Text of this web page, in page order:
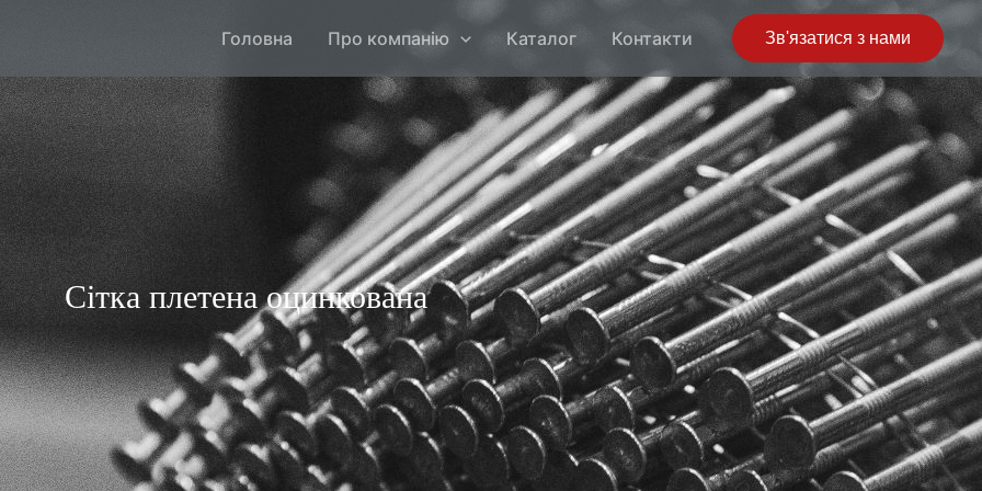
Головна Про компанію Каталог Контакти Зв'язатися з нами
Сітка плетена оцинкована